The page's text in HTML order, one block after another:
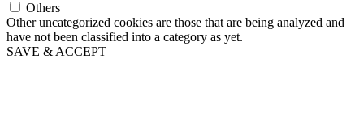
Others
Other uncategorized cookies are those that are being analyzed and
have not been classified into a category as yet.
SAVE & ACCEPT